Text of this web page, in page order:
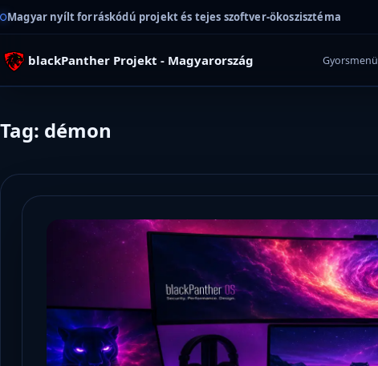
Magyar nyílt forráskódú projekt és tejes szoftver-ökoszisztéma
blackPanther Projekt - Magyarország Gyorsmenü
Tag: démon